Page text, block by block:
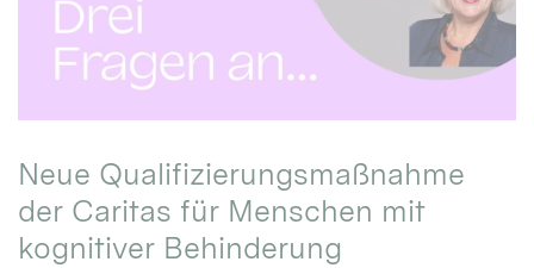
Neue Qualifizierungsmaßnahme
der Caritas für Menschen mit
kognitiver Behinderung